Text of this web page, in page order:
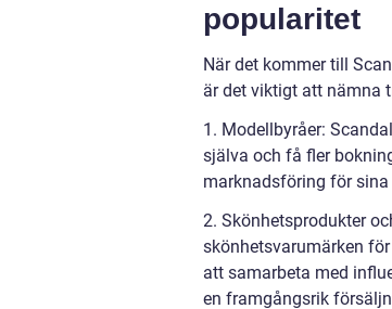
popularitet
När det kommer till
är det viktigt att nämna
1. Modellbyråer:
själva och få fler
marknadsföring för
2. Skönhetsprodukter
skönhetsvarumärken
att samarbeta med
en framgångsrik